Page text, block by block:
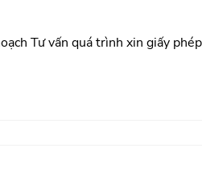
Tư vấn quá trình xin giấy